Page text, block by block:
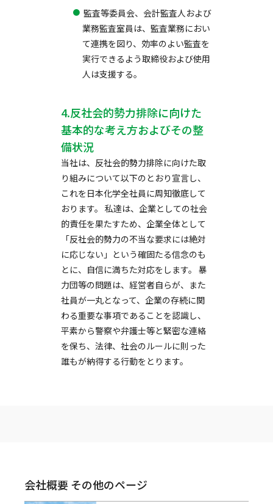
監査等委員会、会計監査人および
業務監査室員は、監査業務におい
て連携を図り、効率のよい監査を
実行できるよう取締役および使用
人は支援する。
4.反社会的勢力排除に向けた
基本的な考え方およびその整
備状況
当社は、反社会的勢力排除に向けた取
り組みについて以下のとおり宣言し、
これを日本化学全社員に周知徹底して
おります。 私達は、企業としての社会
的責任を果たすため、企業全体として
「反社会的勢力の不当な要求には絶対
に応じない」という確固たる信念のも
とに、自信に満ちた対応をします。 暴
力団等の問題は、経営者自らが、また
社員が一丸となって、企業の存続に関
わる重要な事項であることを認識し、
平素から警察や弁護士等と緊密な連絡
を保ち、法律、社会のルールに則った
誰もが納得する行動をとります。
会社概要 その他のページ